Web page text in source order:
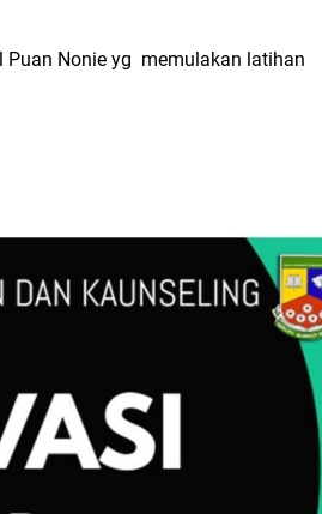
Puan Nonie yg memulakan latihan